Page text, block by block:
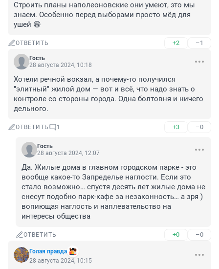
Строить планы наполеоновские они умеют, это мы
знаем. Особенно перед выборами просто мёд для
ушей 😁
ОТВЕТИТЬ +2 –1
Гость
28 августа 2024, 10:18
Хотели речной вокзал, а почему-то получился
"элитный" жилой дом — вот и всё, что надо знать о
контроле со стороны города. Одна болтовня и ничего
дельного.
ОТВЕТИТЬ 1 +3 –0
Гость
28 августа 2024, 12:07
Да. Жилые дома в главном городском парке - это
вообще какое-то Запределье наглости. Если это
стало возможно… спустя десять лет жилые дома не
снесут подобно парк-кафе за незаконность… а зря )
вопиющая наглость и наплевательство на
интересы общества
ОТВЕТИТЬ +0 –0
Голая правда
28 августа 2024, 10:15